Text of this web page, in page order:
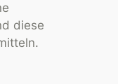
diese